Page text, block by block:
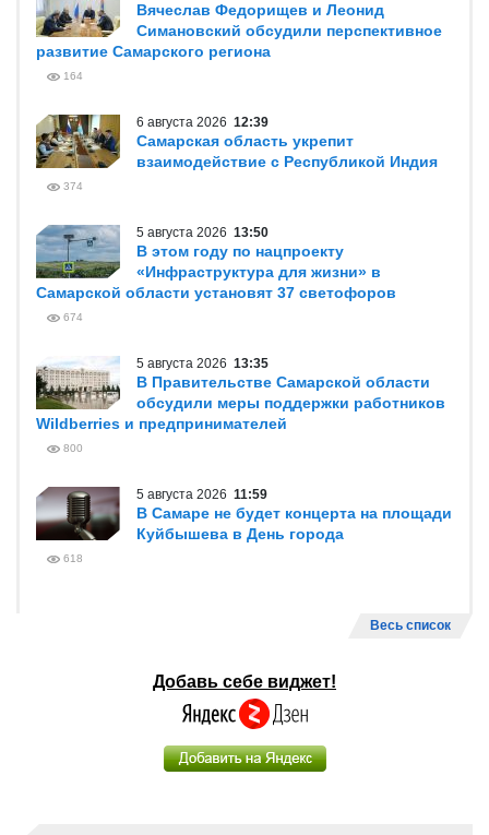
Вячеслав Федорищев и Леонид
Симановский обсудили перспективное
развитие Самарского региона
164
6 августа 2026 12:39
Самарская область укрепит
взаимодействие с Республикой Индия
374
5 августа 2026 13:50
В этом году по нацпроекту
«Инфраструктура для жизни» в
Самарской области установят 37 светофоров
674
5 августа 2026 13:35
В Правительстве Самарской области
обсудили меры поддержки работников
Wildberries и предпринимателей
800
5 августа 2026 11:59
В Самаре не будет концерта на площади
Куйбышева в День города
618
Весь список
Добавь себе виджет!